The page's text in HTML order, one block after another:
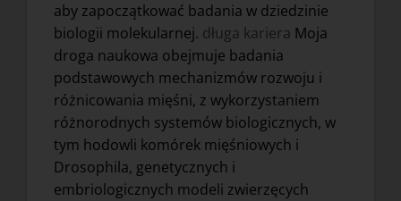
aby zapoczątkować badania w dziedzinie
biologii molekularnej. długa kariera Moja
droga naukowa obejmuje badania
podstawowych mechanizmów rozwoju i
różnicowania mięśni, z wykorzystaniem
różnorodnych systemów biologicznych, w
tym hodowli komórek mięśniowych i
Drosophila, genetycznych i
embriologicznych modeli zwierzęcych